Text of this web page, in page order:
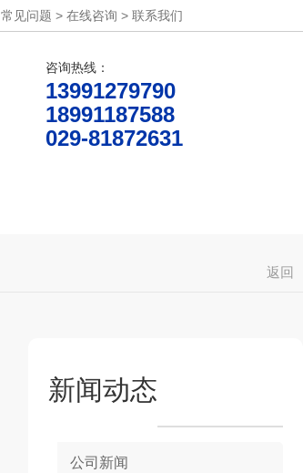
常见问题 > 在线咨询 > 联系我们
咨询热线：
13991279790
18991187588
029-81872631
返回
新闻动态
公司新闻